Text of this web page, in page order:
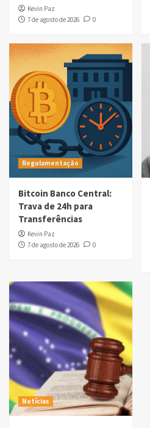
Kevin Paz
7 de agosto de 2026
0
Regulamentação
Bitcoin Banco Central:
Trava de 24h para
Transferências
Kevin Paz
7 de agosto de 2026
0
Notícias